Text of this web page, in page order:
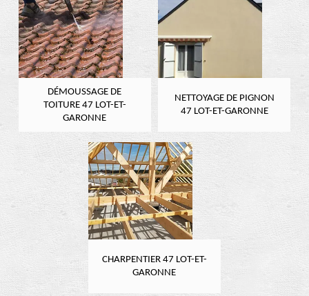
DÉMOUSSAGE DE
TOITURE 47 LOT-ET-
GARONNE
NETTOYAGE DE PIGNON
47 LOT-ET-GARONNE
CHARPENTIER 47 LOT-ET-
GARONNE